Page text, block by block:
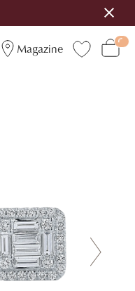
Magazine